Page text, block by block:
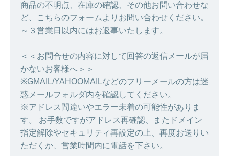
商品の不明点、在庫の確認、その他お問い合わせな
ど、こちらのフォームよりお問い合わせください。
～３営業日以内にはお返事いたします。
＜＜お問合せの内容に対して回答の返信メールが届
かないお客様へ＞＞
※GMAIL/YAHOOMAILなどのフリーメールの方は迷
惑メールフォルダ内を確認してください。
※アドレス間違いやエラー未着の可能性がありま
す。 お手数ですがアドレス再確認、またドメイン
指定解除やセキュリティ再設定の上、再度お送りい
ただくか、営業時間内に電話を下さい。